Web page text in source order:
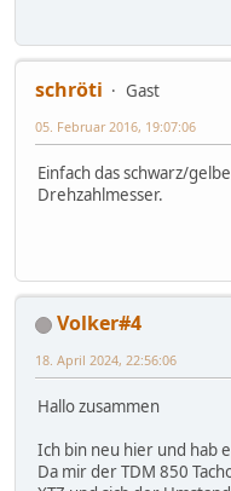
schröti
Gast
05. Februar 2016, 19:07:06
Einfach das schwarz/
Drehzahlmesser.
Volker#4
18. April 2024, 22:56:06
Hallo zusammen
Ich bin neu hier und hab
Da mir der TDM 850